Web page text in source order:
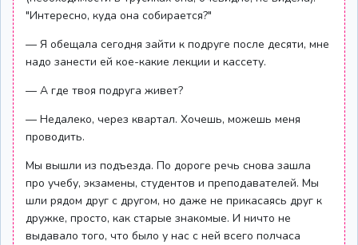
"Интересно, куда она собирается?"
— Я обещала сегодня зайти к подруге после десяти, мне
надо занести ей кое-какие лекции и кассету.
— А где твоя подруга живет?
— Недалеко, через квартал. Хочешь, можешь меня
проводить.
Мы вышли из подъезда. По дороге речь снова зашла
про учебу, экзамены, студентов и преподавателей. Мы
шли рядом друг с другом, но даже не прикасаясь друг к
дружке, просто, как старые знакомые. И ничто не
выдавало того, что было у нас с ней всего полчаса